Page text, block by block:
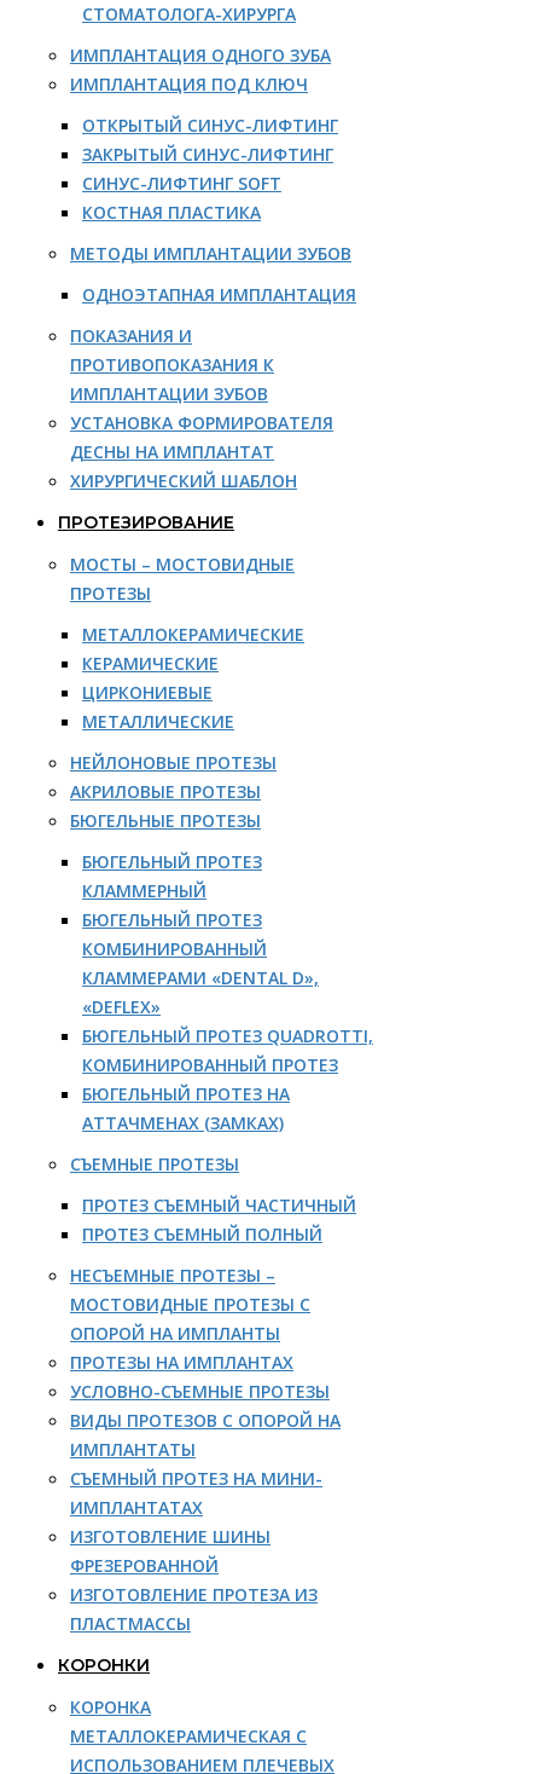
СТОМАТОЛОГА-ХИРУРГА
ИМПЛАНТАЦИЯ ОДНОГО ЗУБА
ИМПЛАНТАЦИЯ ПОД КЛЮЧ
ОТКРЫТЫЙ СИНУС-ЛИФТИНГ
ЗАКРЫТЫЙ СИНУС-ЛИФТИНГ
СИНУС-ЛИФТИНГ SOFT
КОСТНАЯ ПЛАСТИКА
МЕТОДЫ ИМПЛАНТАЦИИ ЗУБОВ
ОДНОЭТАПНАЯ ИМПЛАНТАЦИЯ
ПОКАЗАНИЯ И
ПРОТИВОПОКАЗАНИЯ К
ИМПЛАНТАЦИИ ЗУБОВ
УСТАНОВКА ФОРМИРОВАТЕЛЯ
ДЕСНЫ НА ИМПЛАНТАТ
ХИРУРГИЧЕСКИЙ ШАБЛОН
ПРОТЕЗИРОВАНИЕ
МОСТЫ – МОСТОВИДНЫЕ
ПРОТЕЗЫ
МЕТАЛЛОКЕРАМИЧЕСКИЕ
КЕРАМИЧЕСКИЕ
ЦИРКОНИЕВЫЕ
МЕТАЛЛИЧЕСКИЕ
НЕЙЛОНОВЫЕ ПРОТЕЗЫ
АКРИЛОВЫЕ ПРОТЕЗЫ
БЮГЕЛЬНЫЕ ПРОТЕЗЫ
БЮГЕЛЬНЫЙ ПРОТЕЗ
КЛАММЕРНЫЙ
БЮГЕЛЬНЫЙ ПРОТЕЗ
КОМБИНИРОВАННЫЙ
КЛАММЕРАМИ «DENTAL D»,
«DEFLEX»
БЮГЕЛЬНЫЙ ПРОТЕЗ QUADROTTI,
КОМБИНИРОВАННЫЙ ПРОТЕЗ
БЮГЕЛЬНЫЙ ПРОТЕЗ НА
АТТАЧМЕНАХ (ЗАМКАХ)
СЪЕМНЫЕ ПРОТЕЗЫ
ПРОТЕЗ СЪЕМНЫЙ ЧАСТИЧНЫЙ
ПРОТЕЗ СЪЕМНЫЙ ПОЛНЫЙ
НЕСЪЕМНЫЕ ПРОТЕЗЫ –
МОСТОВИДНЫЕ ПРОТЕЗЫ С
ОПОРОЙ НА ИМПЛАНТЫ
ПРОТЕЗЫ НА ИМПЛАНТАХ
УСЛОВНО-СЪЕМНЫЕ ПРОТЕЗЫ
ВИДЫ ПРОТЕЗОВ С ОПОРОЙ НА
ИМПЛАНТАТЫ
СЪЕМНЫЙ ПРОТЕЗ НА МИНИ-
ИМПЛАНТАТАХ
ИЗГОТОВЛЕНИЕ ШИНЫ
ФРЕЗЕРОВАННОЙ
ИЗГОТОВЛЕНИЕ ПРОТЕЗА ИЗ
ПЛАСТМАССЫ
КОРОНКИ
КОРОНКА
МЕТАЛЛОКЕРАМИЧЕСКАЯ С
ИСПОЛЬЗОВАНИЕМ ПЛЕЧЕВЫХ